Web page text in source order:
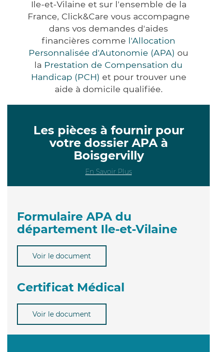
Ile-et-Vilaine et sur l'ensemble de la
France, Click&Care vous accompagne
dans vos demandes d'aides
financières comme l'Allocation
Personnalisée d'Autonomie (APA) ou
la Prestation de Compensation du
Handicap (PCH) et pour trouver une
aide à domicile qualifiée.
Les pièces à fournir pour
votre dossier APA à
Boisgervilly
En Savoir Plus
Formulaire APA du
département Ile-et-Vilaine
Voir le document
Certificat Médical
Voir le document